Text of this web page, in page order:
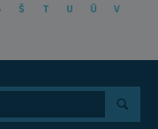
Š T U Ū
V